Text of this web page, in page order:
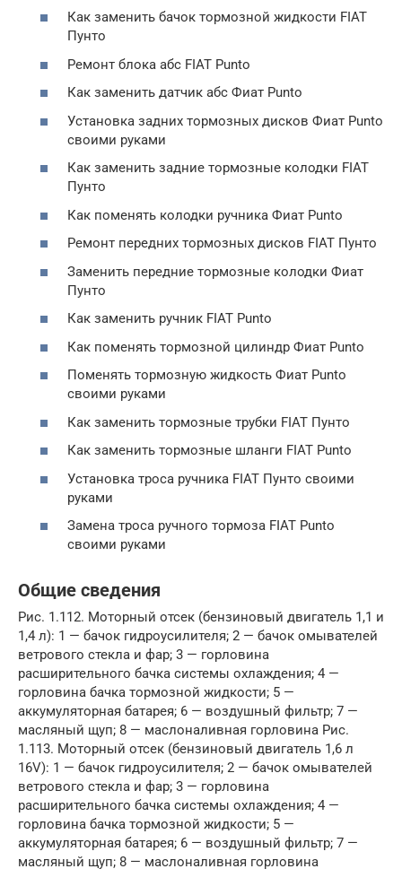
Как заменить бачок тормозной жидкости FIAT
Пунто
Ремонт блока абс FIAT Punto
Как заменить датчик абс Фиат Punto
Установка задних тормозных дисков Фиат Punto
своими руками
Как заменить задние тормозные колодки FIAT
Пунто
Как поменять колодки ручника Фиат Punto
Ремонт передних тормозных дисков FIAT Пунто
Заменить передние тормозные колодки Фиат
Пунто
Как заменить ручник FIAT Punto
Как поменять тормозной цилиндр Фиат Punto
Поменять тормозную жидкость Фиат Punto
своими руками
Как заменить тормозные трубки FIAT Пунто
Как заменить тормозные шланги FIAT Punto
Установка троса ручника FIAT Пунто своими
руками
Замена троса ручного тормоза FIAT Punto
своими руками
Общие сведения
Рис. 1.112. Моторный отсек (бензиновый двигатель 1,1 и
1,4 л): 1 — бачок гидроусилителя; 2 — бачок омывателей
ветрового стекла и фар; 3 — горловина
расширительного бачка системы охлаждения; 4 —
горловина бачка тормозной жидкости; 5 —
аккумуляторная батарея; 6 — воздушный фильтр; 7 —
масляный щуп; 8 — маслоналивная горловина Рис.
1.113. Моторный отсек (бензиновый двигатель 1,6 л
16V): 1 — бачок гидроусилителя; 2 — бачок омывателей
ветрового стекла и фар; 3 — горловина
расширительного бачка системы охлаждения; 4 —
горловина бачка тормозной жидкости; 5 —
аккумуляторная батарея; 6 — воздушный фильтр; 7 —
масляный щуп; 8 — маслоналивная горловина